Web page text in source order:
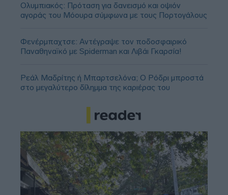
Ολυμπιακός: Πρόταση για δανεισμό και οψιόν
αγοράς του Μόουρα σύμφωνα με τους Πορτογάλους
Φενέρμπαχτσε: Αντέγραψε τον ποδοσφαιρικό
Παναθηναϊκό με Spiderman και Λιβάι Γκαρσία!
Ρεάλ Μαδρίτης ή Μπαρτσελόνα; Ο Ρόδρι μπροστά
στο μεγαλύτερο δίλημμα της καριέρας του